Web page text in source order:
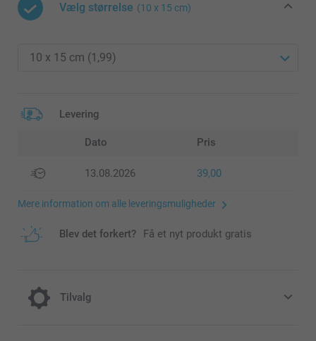
Vælg størrelse (10 x 15 cm)
Levering
Dato Pris
13.08.2026 39,00
Mere information om alle leveringsmuligheder
Blev det forkert? Få et nyt produkt gratis
Tilvalg